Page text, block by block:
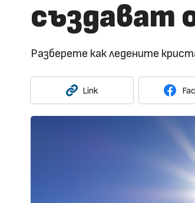
създават
Разберете как ледените
Link